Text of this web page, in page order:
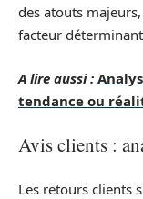
des atouts
facteur
A lire aussi :
tendance ou
Avis clients :
Les retours clients